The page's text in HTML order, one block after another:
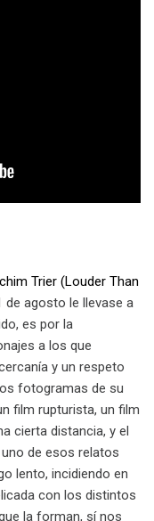
Trier (Louder Than
de agosto le llevase a
es por la
a los que
y un respeto
fotogramas de su
film rupturista, un film
cierta distancia, y el
de esos relatos
lento, incidiendo en
con los distintos
la forman, sí nos